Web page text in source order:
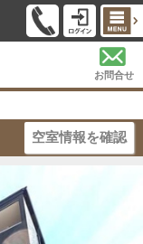
お問合せ
空室情報を確認